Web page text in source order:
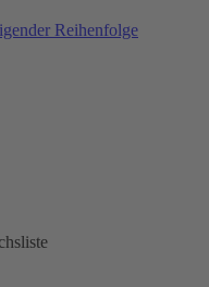
Reihenfolge